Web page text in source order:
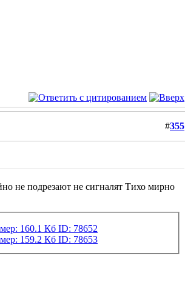
#355
не подрезают не сигналят Тихо мирно